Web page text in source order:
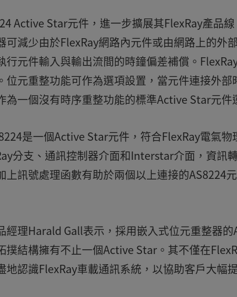
Active Star元件，進一步擴展其FlexRay產品
可減少由於FlexRay網路內元件或由網路上的外
行元件輸入與輸出流間的時鐘偏差補償。
位元重整功能可作為選項設置，當元件連接外
為一個沒有時序重整功能的標準Active Star元件
是一個Active Star元件，符合FlexRay電氣物
分支、通訊控制器介面和Interstar介面，資訊
訊號處理函數有助於兩個以上連接的AS8224
經理Harald Gall表示，採用嵌入式位元重整器
撲結構擁有不止一個Active Star。其不僅在
認識FlexRay車載通訊系統，以協助客戶大幅